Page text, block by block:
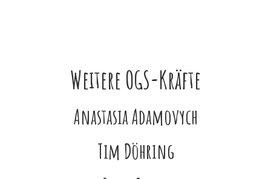
Weitere OGS-Kräfte
Anastasia Adamovych
Tim Döhring